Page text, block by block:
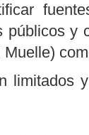
públicos y
limitados